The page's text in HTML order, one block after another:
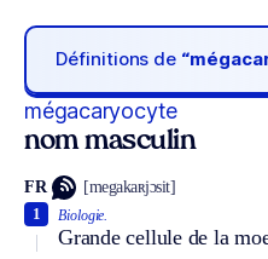
Définitions de
mégacaryocyte
nom masculin
FR [megakaʀjɔsit]
Biologie.
Grande cellule de la
1